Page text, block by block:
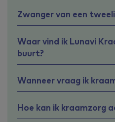
Zwanger van een
Waar vind ik Lunavi
buurt?
Wanneer vraag ik
Hoe kan ik kraamzorg